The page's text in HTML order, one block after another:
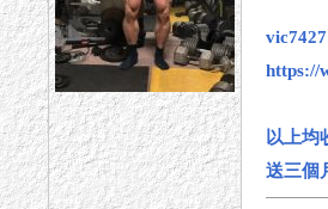
https://
以上均
送三個